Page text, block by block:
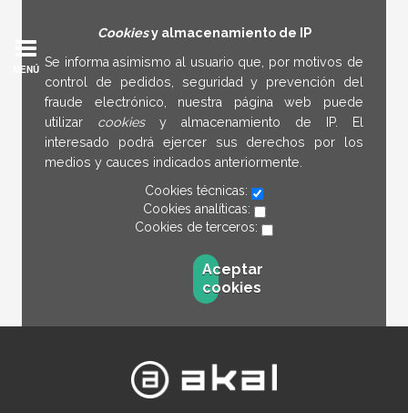
Cookiesy almacenamiento de IP
Se informa asimismo al usuario que, por motivos de
control de pedidos, seguridad y prevención del
fraude electrónico, nuestra página web puede
utilizar cookies y almacenamiento de IP. El
interesado podrá ejercer sus derechos por los
medios y cauces indicados anteriormente.
Cookies técnicas:
Cookies analíticas:
Cookies de terceros:
Aceptar
cookies
MENÚ